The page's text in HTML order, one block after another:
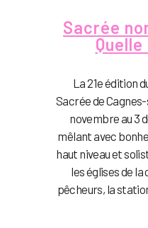
Sacrée
La 21e édition
Sacrée de
novembre au 3
mêlant avec
haut niveau et
les églises de
pêcheurs, la